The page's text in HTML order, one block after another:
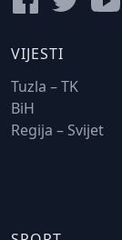
VIJESTI
Tuzla – TK
BiH
Regija – Svijet